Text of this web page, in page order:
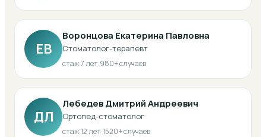
ЕВ
Воронцова Екатерина Павловна
Стоматолог-терапевт
стаж7лет·980+ случаев
ДЛ
Лебедев Дмитрий Андреевич
Ортопед-стоматолог
стаж12лет·1520+ случаев